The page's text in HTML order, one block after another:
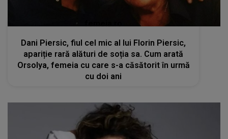
Dani Piersic, fiul cel mic al lui Florin Piersic,
apariție rară alături de soția sa. Cum arată
Orsolya, femeia cu care s-a căsătorit în urmă
cu doi ani